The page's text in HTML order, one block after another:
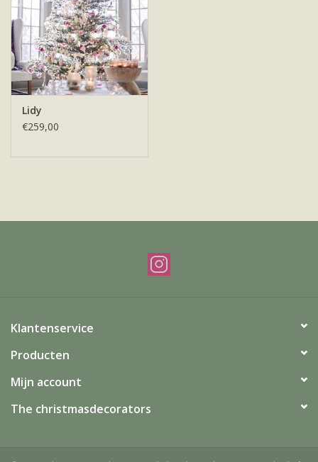
Lidy
€259,00
Klantenservice
Producten
Mijn account
The christmasdecorators